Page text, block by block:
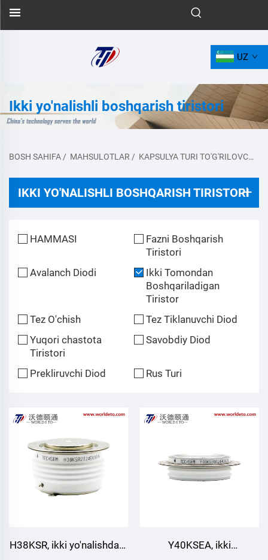
UZ
Ikki yo'nalishli boshqarish tiristori
BOSH SAHIFA / MAHSULOTLAR / KAPSULYA TURI TO'G'RILOVCHI DIODE
IKKI YO'NALISHLI BOSHQARISH TIRISTORI
HAMMASI
Fazni Boshqarish
Tiristori
Avalanch Diodi
Ikki Tomondan
Boshqariladigan
Tiristor
Tez O'chish
Tez Tiklanuvchi Diod
Yuqori chastota
Tiristori
Savobdiy Diod
Prekliruvchi Diod Rus Turi
H38KSR, ikki yo'nalishdagi
Y40KSEA, ikki